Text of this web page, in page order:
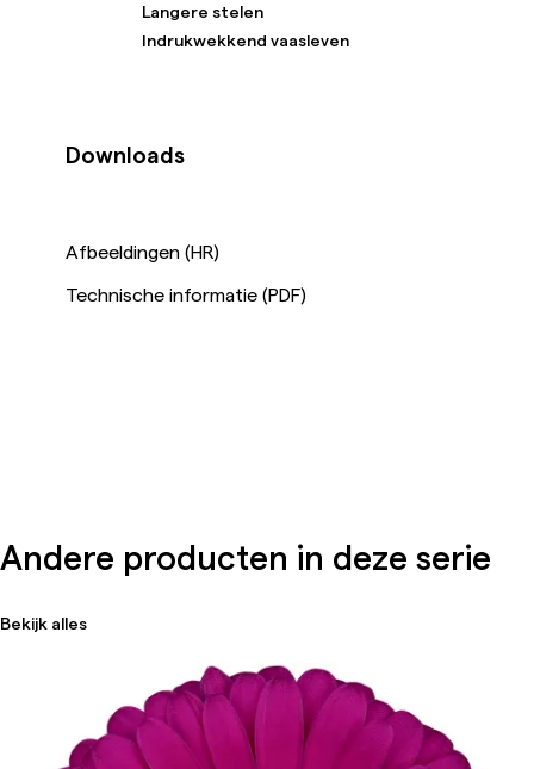
Langere stelen
Indrukwekkend vaasleven
Downloads
Afbeeldingen (HR)
Technische informatie (PDF)
Andere producten in deze serie
Bekijk alles